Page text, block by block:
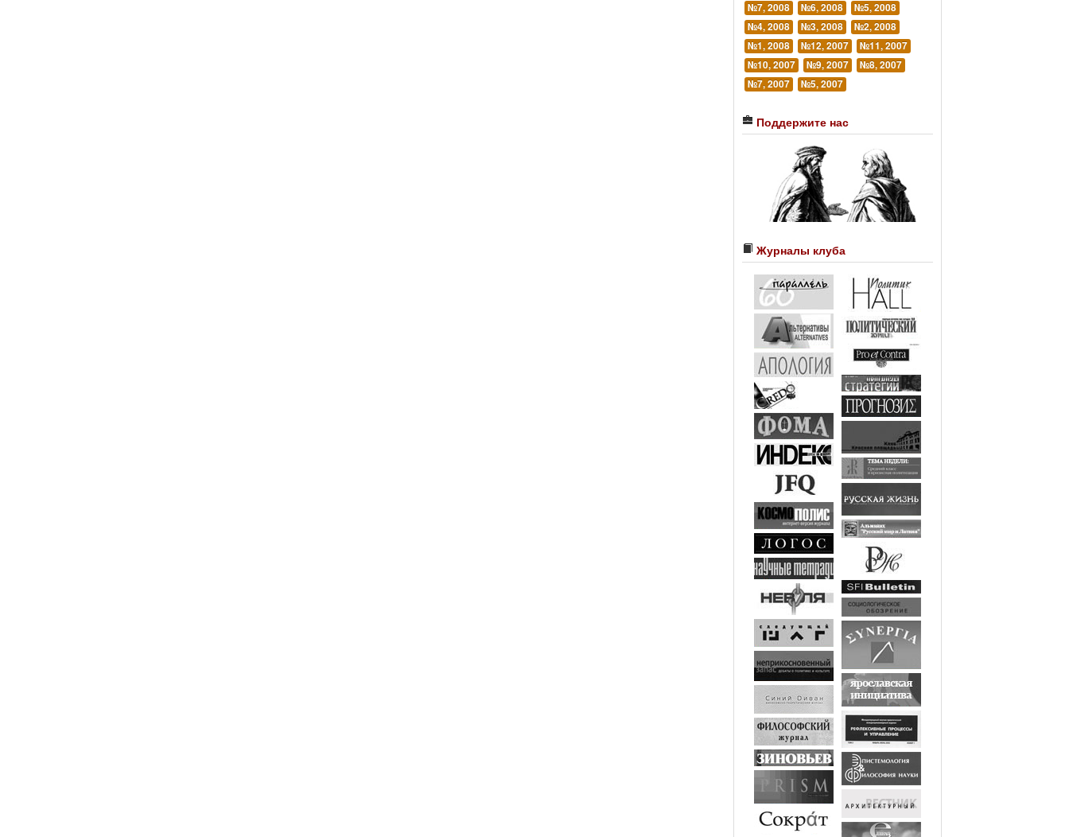
№7, 2008
№6, 2008
№5, 2008
№4, 2008
№3, 2008
№2, 2008
№1, 2008
№12, 2007
№11, 2007
№10, 2007
№9, 2007
№8, 2007
№7, 2007
№5, 2007
Поддержите нас
Журналы клуба